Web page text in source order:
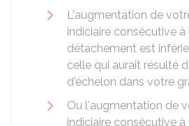
L'augmentation de
indiciaire consécutive
détachement est
celle qui aurait résulté
d'échelon dans votre
Ou l'augmentation de
indiciaire consécutive